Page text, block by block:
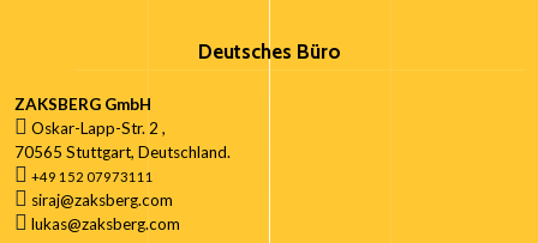
Deutsches Büro
ZAKSBERG GmbH
Oskar-Lapp-Str. 2 ,
70565 Stuttgart, Deutschland.
+49 152 07973111
siraj@zaksberg.com
lukas@zaksberg.com